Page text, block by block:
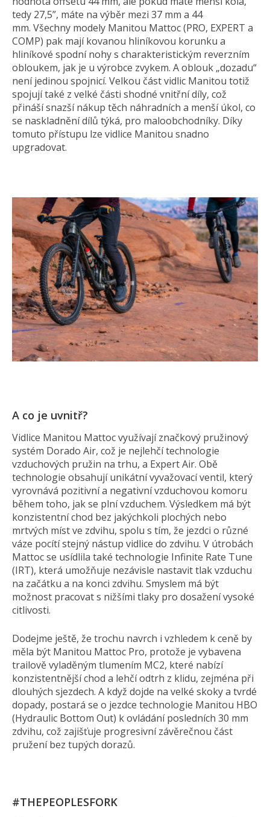
tedy 27,5”, máte na výběr mezi 37 mm a 44
mm. Všechny modely Manitou Mattoc (PRO, EXPERT a
COMP) pak mají kovanou hliníkovou korunku a
hliníkové spodní nohy s charakteristickým reverzním
obloukem, jak je u výrobce zvykem. A oblouk „dozadu“
není jedinou spojnicí. Velkou část vidlic Manitou totiž
spojují také z velké části shodné vnitřní díly, což
přináší snazší nákup těch náhradních a menší úkol, co
se naskladnění dílů týká, pro maloobchodníky. Díky
tomuto přístupu lze vidlice Manitou snadno
upgradovat.
A co je uvnitř?
Vidlice Manitou Mattoc využívají značkový pružinový
systém Dorado Air, což je nejlehčí technologie
vzduchových pružin na trhu, a Expert Air. Obě
technologie obsahují unikátní vyvažovací ventil, který
vyrovnává pozitivní a negativní vzduchovou komoru
během toho, jak se plní vzduchem. Výsledkem má být
konzistentní chod bez jakýchkoli plochých nebo
mrtvých míst ve zdvihu, spolu s tím, že jezdci o různé
váze pocítí stejný nástup vidlice do zdvihu. V útrobách
Mattoc se usídlila také technologie Infinite Rate Tune
(IRT), která umožňuje nezávisle nastavit tlak vzduchu
na začátku a na konci zdvihu. Smyslem má být
možnost pracovat s nižšími tlaky pro dosažení vysoké
citlivosti.
Dodejme ještě, že trochu navrch i vzhledem k ceně by
měla být Manitou Mattoc Pro, protože je vybavena
trailově vyladěným tlumením MC2, které nabízí
konzistentnější chod a lehčí odtrh z klidu, zejména při
dlouhých sjezdech. A když dojde na velké skoky a tvrdé
dopady, postará se o jezdce technologie Manitou HBO
(Hydraulic Bottom Out) k ovládání posledních 30 mm
zdvihu, což zajišťuje progresivní závěrečnou část
pružení bez tupých dorazů.
#THEPEOPLESFORK